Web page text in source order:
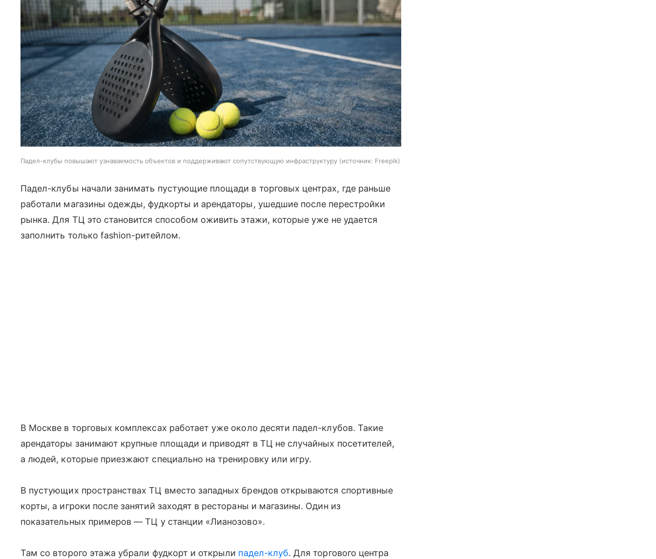
Падел-клубы повышают узнаваемость объектов и поддерживают сопутствующую инфраструктуру источник: Freepik
Падел-клубы начали занимать пустующие площади в торговых центрах, где раньше
работали магазины одежды, фудкорты и арендаторы, ушедшие после перестройки
рынка. Для ТЦ это становится способом оживить этажи, которые уже не удается
заполнить только fashion-ритейлом.
В Москве в торговых комплексах работает уже около десяти падел-клубов. Такие
арендаторы занимают крупные площади и приводят в ТЦ не случайных посетителей,
а людей, которые приезжают специально на тренировку или игру.
В пустующих пространствах ТЦ вместо западных брендов открываются спортивные
корты, а игроки после занятий заходят в рестораны и магазины. Один из
показательных примеров — ТЦ у станции «Лианозово».
Там со второго этажа убрали фудкорт и открыли падел-клуб. Для торгового центра